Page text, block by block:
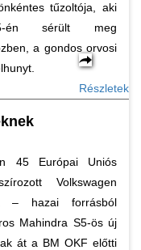
tűzoltója, aki
én sérült meg
a gondos orvosi
Részletek
45 Európai Uniós
Volkswagen
– hazai forrásból
Mahindra S5-ös új
át a BM OKF előtti